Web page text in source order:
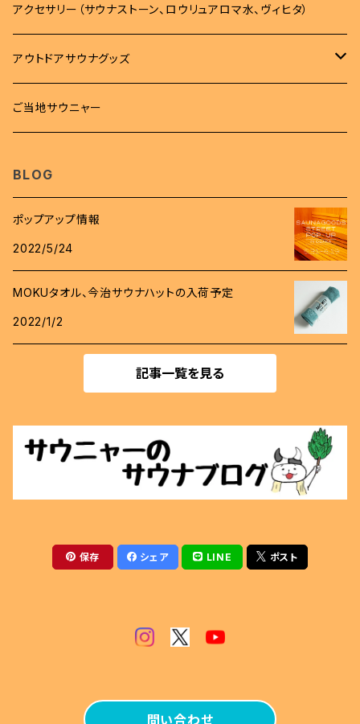
バッグ
バッグ
サコッシュ
タオル
MOKUタオル
雑貨
キーホルダー
バッジ
ワッペン
ぬいぐるみ
タオル
雑貨
サウナマット
アクセサリー（サウナストーン、ロウリュアロマ水、ヴィヒタ）
アウトドアサウナグッズ
柄杓
斧
テントサウナ
サウナベンチ
火ばさみ
ご当地サウニャー
BLOG
ポップアップ情報
2022/5/24
MOKUタオル、今治サウナハットの入荷予定
2022/1/2
記事一覧を見る
保存 シェア LINE ポスト
問い合わせ